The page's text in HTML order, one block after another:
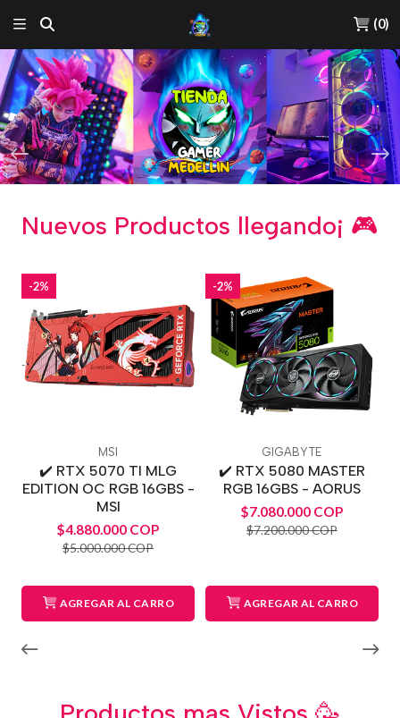
(0)
Nuevos Productos llegando¡ 🎮
-2%
MSI
✔️ RTX 5070 TI MLG
EDITION OC RGB 16GBS -
MSI
$4.880.000 COP
$5.000.000 COP
AGREGAR AL CARRO
-2%
GIGABYTE
✔️ RTX 5080 MASTER
RGB 16GBS - AORUS
$7.080.000 COP
$7.200.000 COP
AGREGAR AL CARRO